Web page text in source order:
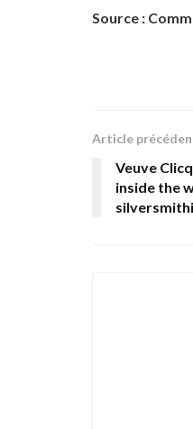
Source :
Article
Veuve
inside the